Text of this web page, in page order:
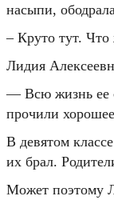
насыпи,
– Круто тут. Что
Лидия
— Всю жизнь ее
прочили
В девятом
их брал.
Может поэтому